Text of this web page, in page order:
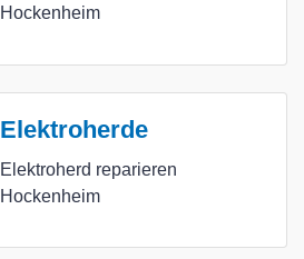
Hockenheim
Elektroherde
Elektroherd reparieren
Hockenheim